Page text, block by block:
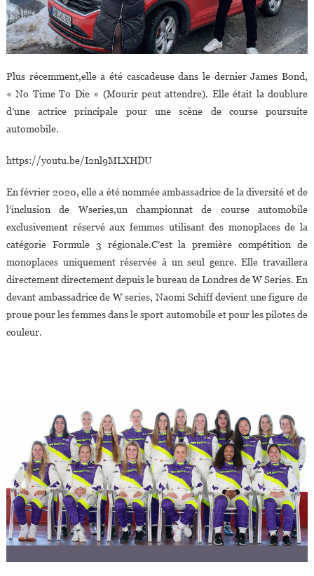
Plus récemment,elle a été cascadeuse dans le dernier James Bond,
« No Time To Die » (Mourir peut attendre). Elle était la doublure
d’une actrice principale pour une scène de course poursuite
automobile.
https://youtu.be/I2nl9MLXHDU
En février 2020, elle a été nommée ambassadrice de la diversité et de
l’inclusion de Wseries,un championnat de course automobile
exclusivement réservé aux femmes utilisant des monoplaces de la
catégorie Formule 3 régionale.C’est la première compétition de
monoplaces uniquement réservée à un seul genre. Elle travaillera
directement directement depuis le bureau de Londres de W Series. En
devant ambassadrice de W series, Naomi Schiff devient une figure de
proue pour les femmes dans le sport automobile et pour les pilotes de
couleur.